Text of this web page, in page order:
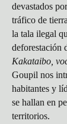
devastados
tráfico de
la tala ilegal
deforestación
Kakataibo,
Goupil nos
habitantes y
se hallan en
territorios.